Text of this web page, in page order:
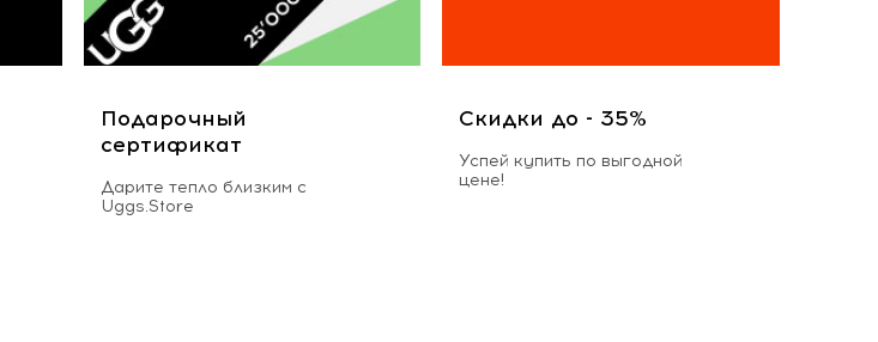
Подарочный
сертификат
Дарите тепло близким с
Uggs.Store
Скидки до - 35%
Успей купить по выгодной
цене!